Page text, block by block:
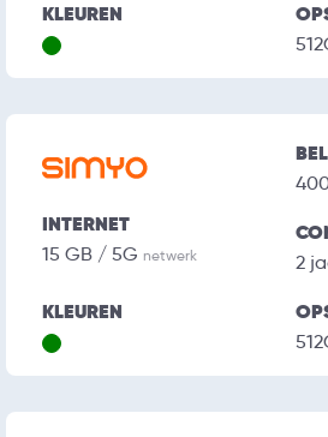
KLEUREN
INTERNET
15 GB / 5G netwerk 2
KLEUREN